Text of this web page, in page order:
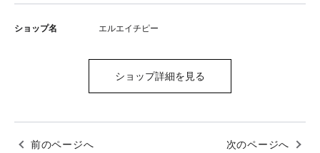
ショップ名 エルエイチピー
ショップ詳細を見る
前のページへ 次のページへ